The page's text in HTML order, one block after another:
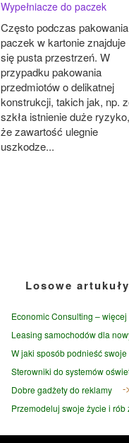
Wypełniacze do paczek
Często podczas pakowania
paczek w kartonie znajduje
się pusta przestrzeń. W
przypadku pakowania
przedmiotów o delikatnej
konstrukcji, takich jak, np.
szkła istnienie duże ryzyko,
że zawartość ulegnie
uszkodze...
Losowe artukuły
Economic Consulting –
Leasing samochodów dla
W jaki sposób podnieść
Sterowniki do systemów
Dobre gadżety do reklamy
Przemodeluj swoje życie i rób